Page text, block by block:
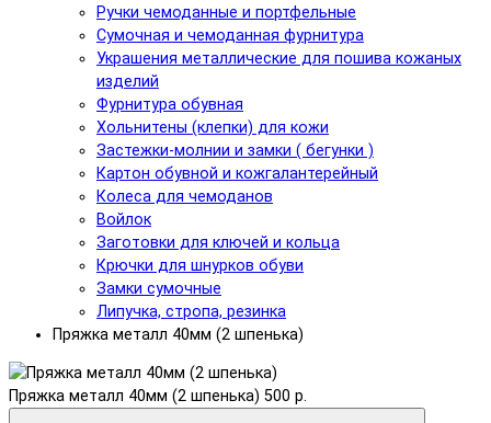
Ручки чемоданные и портфельные
Сумочная и чемоданная фурнитура
Украшения металлические для пошива кожаных
изделий
Фурнитура обувная
Хольнитены (клепки) для кожи
Застежки-молнии и замки ( бегунки )
Картон обувной и кожгалантерейный
Колеса для чемоданов
Войлок
Заготовки для ключей и кольца
Крючки для шнурков обуви
Замки сумочные
Липучка, стропа, резинка
Пряжка металл 40мм (2 шпенька)
Пряжка металл 40мм (2 шпенька) 500 р.